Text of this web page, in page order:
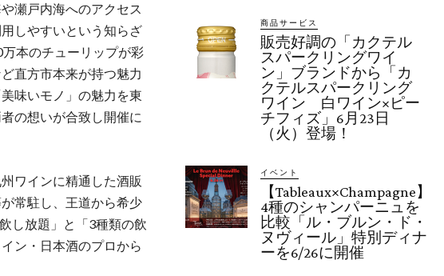
瀬戸内海へのアクセス
しやすいという知らざ
本のチューリップが彩
直方市本来が持つ魅力
味いモノ」の魅力を東
の想いが合致し開催に
ワインに精通した酒販
常駐し、王道から希少
し放題」と「3種類の飲
ン・日本酒のプロから
商品サービス
販売好調の「カクテル
スパークリングワイ
ン」ブランドから「カ
クテルスパークリング
ワイン 白ワイン×ピー
チフィズ」6月23日
（火）登場！
イベント
【Tableaux×Champagne】
4種のシャンパーニュを
比較「ル・ブルン・ド・
ヌヴィール」特別ディナ
ーを6/26に開催